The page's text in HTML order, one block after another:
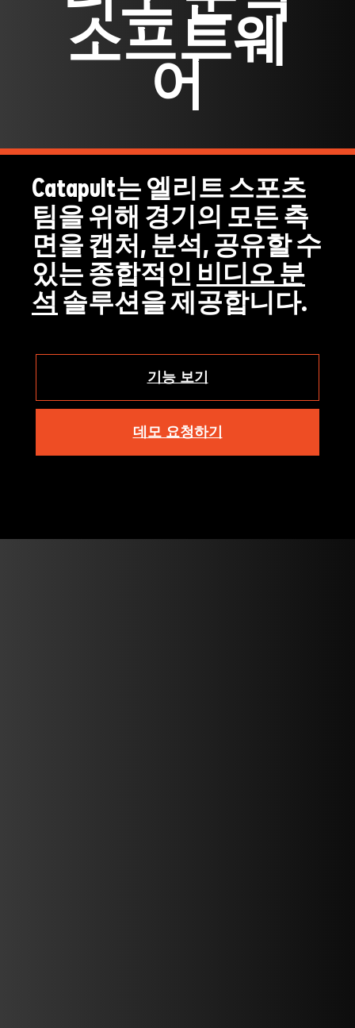
소프트웨
어
Catapult는 엘리트 스포츠
팀을 위해 경기의 모든 측
면을 캡처, 분석, 공유할 수
있는 종합적인 비디오 분
석 솔루션을 제공합니다.
기능 보기
데모 요청하기